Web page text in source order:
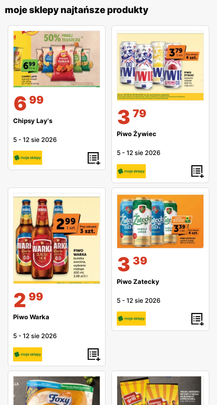
moje sklepy najtańsze produkty
6 99
Chipsy Lay's
5 -12 sie 2026
3 79
Piwo Żywiec
5 -12 sie 2026
2 99
Piwo Warka
5 -12 sie 2026
3 39
Piwo Zatecky
5 -12 sie 2026